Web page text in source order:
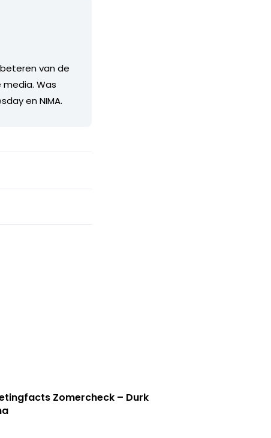
van de
Was
en NIMA.
Zomercheck – Durk